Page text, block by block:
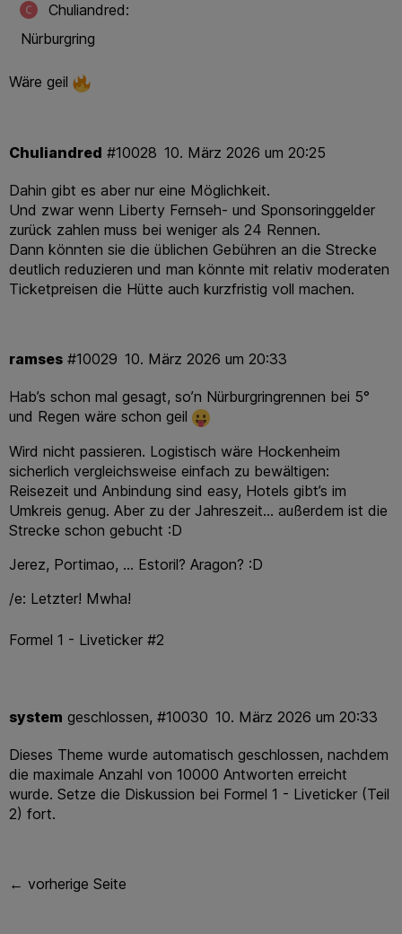
Chuliandred:
Nürburgring
Wäre geil
Chuliandred 10. März 2026 um 20:25
#10028
Dahin gibt es aber nur eine Möglichkeit.
Und zwar wenn Liberty Fernseh- und Sponsoringgelder
zurück zahlen muss bei weniger als 24 Rennen.
Dann könnten sie die üblichen Gebühren an die Strecke
deutlich reduzieren und man könnte mit relativ moderaten
Ticketpreisen die Hütte auch kurzfristig voll machen.
ramses 10. März 2026 um 20:33
#10029
Hab’s schon mal gesagt, so’n Nürburgringrennen bei 5°
und Regen wäre schon geil
Wird nicht passieren. Logistisch wäre Hockenheim
sicherlich vergleichsweise einfach zu bewältigen:
Reisezeit und Anbindung sind easy, Hotels gibt’s im
Umkreis genug. Aber zu der Jahreszeit… außerdem ist die
Strecke schon gebucht :D
Jerez, Portimao, … Estoril? Aragon? :D
/e: Letzter! Mwha!
Formel 1 - Liveticker #2
system geschlossen, 10. März 2026 um 20:33
#10030
Dieses Theme wurde automatisch geschlossen, nachdem
die maximale Anzahl von 10000 Antworten erreicht
wurde. Setze die Diskussion bei Formel 1 - Liveticker (Teil
2) fort.
← vorherige Seite